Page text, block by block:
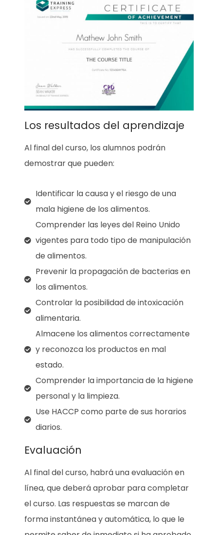
Los resultados del aprendizaje
Al final del curso, los alumnos podrán
demostrar que pueden:
Identificar la causa y el riesgo de una
mala higiene de los alimentos.
Comprender las leyes del Reino Unido
vigentes para todo tipo de manipulación
de alimentos.
Prevenir la propagación de bacterias en
los alimentos.
Controlar la posibilidad de intoxicación
alimentaria.
Almacene los alimentos correctamente
y reconozca los productos en mal
estado.
Comprender la importancia de la higiene
personal y la limpieza.
Use HACCP como parte de sus horarios
diarios.
Evaluación
Al final del curso, habrá una evaluación en
línea, que deberá aprobar para completar
el curso. Las respuestas se marcan de
forma instantánea y automática, lo que le